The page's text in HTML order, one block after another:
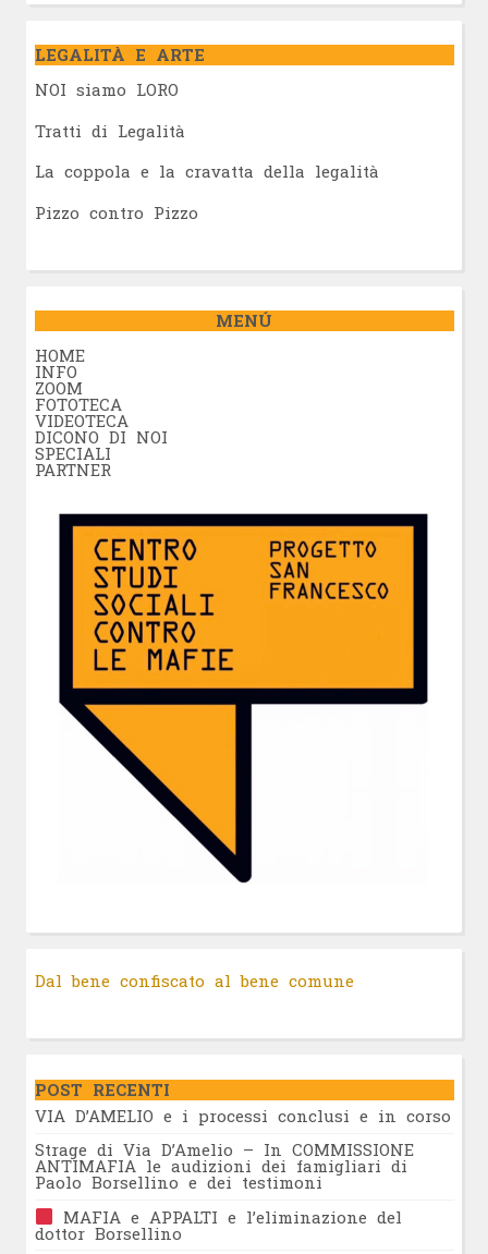
LEGALITÀ E ARTE
NOI siamo LORO
Tratti di Legalità
La coppola e la cravatta della legalità
Pizzo contro Pizzo
MENÚ
HOME
INFO
ZOOM
FOTOTECA
VIDEOTECA
DICONO DI NOI
SPECIALI
PARTNER
Dal bene confiscato al bene comune
POST RECENTI
VIA D’AMELIO e i processi conclusi e in corso
Strage di Via D’Amelio – In COMMISSIONE
ANTIMAFIA le audizioni dei famigliari di
Paolo Borsellino e dei testimoni
MAFIA e APPALTI e l’eliminazione del
dottor Borsellino